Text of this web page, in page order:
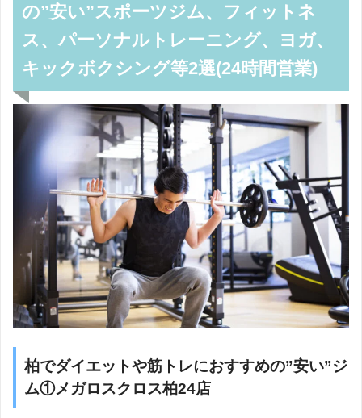
の”安い”スポーツジム、フィットネ
ス、パーソナルトレーニング、ヨガ、
キックボクシング等2選(24時間営業)
柏でダイエットや筋トレにおすすめの”安い”ジ
ム①メガロスクロス柏24店